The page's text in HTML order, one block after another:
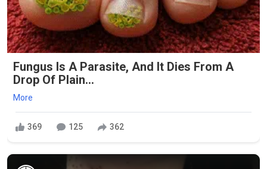
Fungus Is A Parasite, And It Dies From A
Drop Of Plain...
More
369 125 362